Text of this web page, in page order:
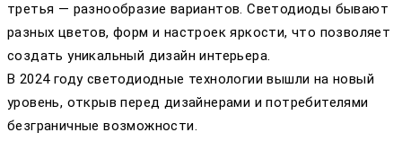
третья — разнообразие вариантов. Светодиоды бывают
разных цветов, форм и настроек яркости, что позволяет
создать уникальный дизайн интерьера.
В 2024 году светодиодные технологии вышли на новый
уровень, открыв перед дизайнерами и потребителями
безграничные возможности.